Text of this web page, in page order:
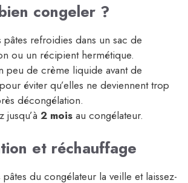
congeler ?
pâtes refroidies dans un sac de
ou un récipient hermétique.
peu de crème liquide avant de
éviter qu’elles ne deviennent trop
décongélation.
jusqu’à 2 mois au congélateur.
et réchauffage
pâtes du congélateur la veille et laissez-